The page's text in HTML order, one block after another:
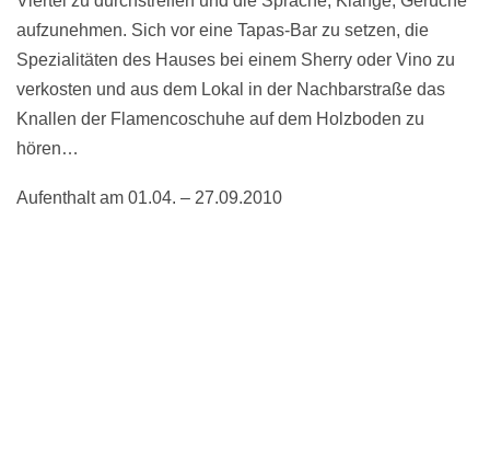
aufzunehmen. Sich vor eine Tapas-Bar zu setzen, die
Spezialitäten des Hauses bei einem Sherry oder Vino zu
verkosten und aus dem Lokal in der Nachbarstraße das
Knallen der Flamencoschuhe auf dem Holzboden zu
hören…
Aufenthalt am 01.04. – 27.09.2010